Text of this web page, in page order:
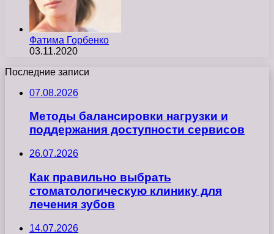
Фатима Горбенко
03.11.2020
Последние записи
07.08.2026
Методы балансировки нагрузки и
поддержания доступности сервисов
26.07.2026
Как правильно выбрать
стоматологическую клинику для
лечения зубов
14.07.2026